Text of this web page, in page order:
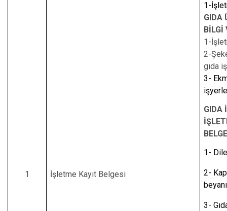
1 İşletme Kayıt Belgesi
1-
GIDA
BİLGİ
1-
2-
gıda
3-
GIDA
1-
2-
3-